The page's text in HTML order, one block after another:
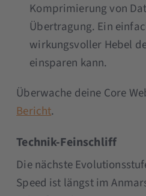
Komprimierung von
Übertragung. Ein
wirkungsvoller Hebel
einsparen kann.
Überwache deine Core
Bericht.
Technik-Feinschliff
Die nächste
Speed ist längst im